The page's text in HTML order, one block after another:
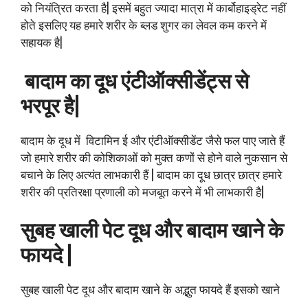
को नियंत्रित करता है| इसमें बहुत ज्यादा मात्रा में कार्बोहाइड्रेट नहीं
होते इसलिए यह हमारे शरीर के ब्लड शुगर का लेवल कम करने में
सहायक है|
बादाम का दूध एंटीऑक्सीडेंट्स से
भरपूर है|
बादाम के दूध में विटामिन ई और एंटीऑक्सीडेंट जैसे फल पाए जाते हैं
जो हमारे शरीर की कोशिकाओं को मुक्त कणों से होने वाले नुकसान से
बचाने के लिए अत्यंत लाभकारी हैं | बादाम का दूध छात्र छात्र हमारे
शरीर की प्रतिरक्षा प्रणाली को मजबूत करने में भी लाभकारी है|
सुबह खाली पेट दूध और बादाम खाने के
फायदे |
सुबह खाली पेट दूध और बादाम खाने के अद्भुत फायदे हैं इसको खाने